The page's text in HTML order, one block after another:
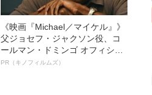
《映画『Michael／マイケル』》
父ジョセフ・ジャクソン役、コ
ールマン・ドミンゴ オフィシャ
ルインタビュー“観客を魅了した
PR（キノフィルムズ）